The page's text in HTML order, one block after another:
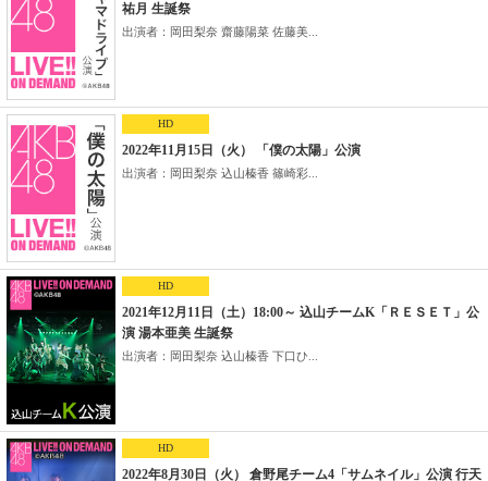
祐月 生誕祭
出演者：岡田梨奈 齋藤陽菜 佐藤美...
HD
2022年11月15日（火） 「僕の太陽」公演
出演者：岡田梨奈 込山榛香 篠崎彩...
HD
2021年12月11日（土）18:00～ 込山チームK「ＲＥＳＥＴ」公
演 湯本亜美 生誕祭
出演者：岡田梨奈 込山榛香 下口ひ...
HD
2022年8月30日（火） 倉野尾チーム4「サムネイル」公演 行天